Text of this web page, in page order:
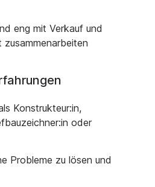
eng mit Verkauf und
Konstrukteur:in,
oder
Probleme zu lösen und